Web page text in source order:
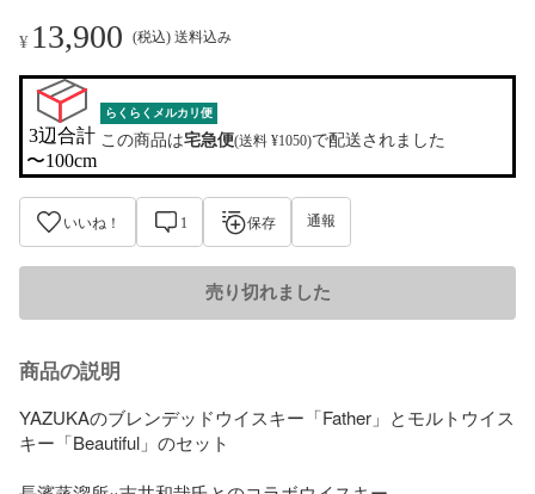
¥ 13,900 (税込) 送料込み
3辺合計
〜100cm
らくらくメルカリ便
この商品は宅急便(送料 ¥1050)で配送されました
いいね！ 1 保存 通報
売り切れました
商品の説明
YAZUKAのブレンデッドウイスキー「Father」とモルトウイス
キー「Beautiful」のセット